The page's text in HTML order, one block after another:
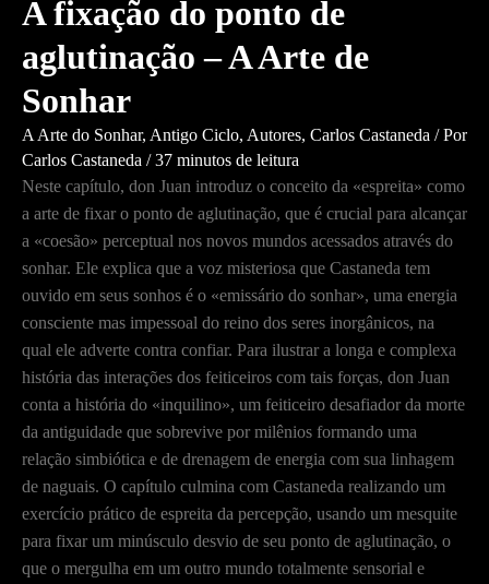
A fixação do ponto de
aglutinação – A Arte de
Sonhar
A Arte do Sonhar, Antigo Ciclo, Autores, Carlos Castaneda / Por
Carlos Castaneda /37 minutos de leitura
Neste capítulo, don Juan introduz o conceito da «espreita» como
a arte de fixar o ponto de aglutinação, que é crucial para alcançar
a «coesão» perceptual nos novos mundos acessados através do
sonhar. Ele explica que a voz misteriosa que Castaneda tem
ouvido em seus sonhos é o «emissário do sonhar», uma energia
consciente mas impessoal do reino dos seres inorgânicos, na
qual ele adverte contra confiar. Para ilustrar a longa e complexa
história das interações dos feiticeiros com tais forças, don Juan
conta a história do «inquilino», um feiticeiro desafiador da morte
da antiguidade que sobrevive por milênios formando uma
relação simbiótica e de drenagem de energia com sua linhagem
de naguais. O capítulo culmina com Castaneda realizando um
exercício prático de espreita da percepção, usando um mesquite
para fixar um minúsculo desvio de seu ponto de aglutinação, o
que o mergulha em um outro mundo totalmente sensorial e